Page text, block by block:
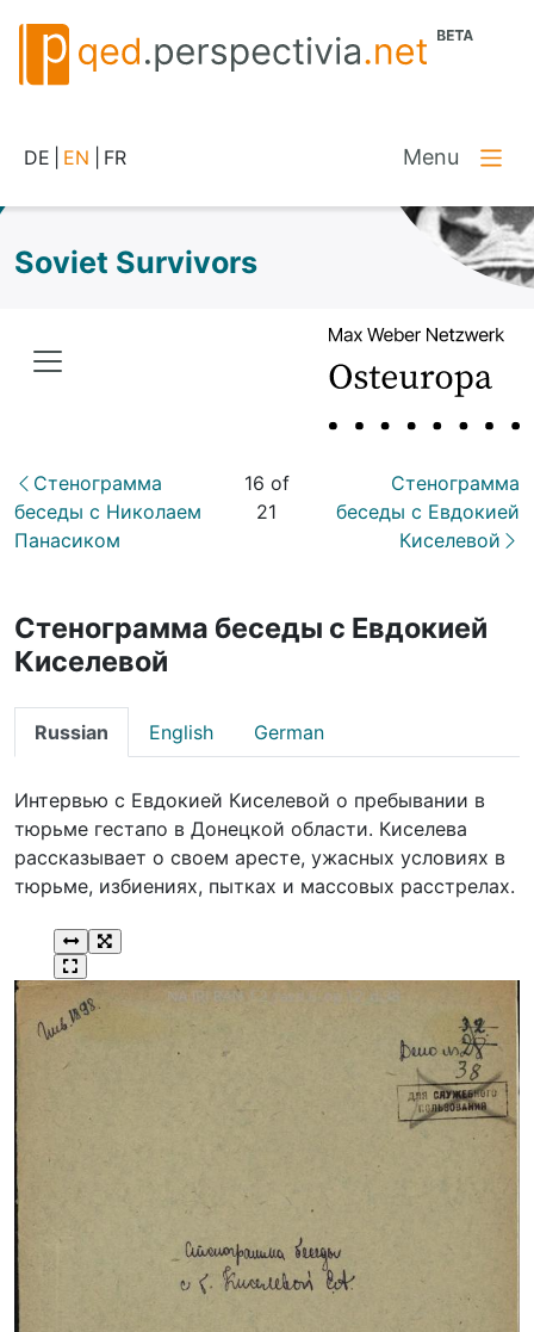
DE EN FR Menu
Soviet Survivors
Стенограмма
беседы с Николаем
Панасиком
16 of
21
Стенограмма
беседы с Евдокией
Киселевой
Стенограмма беседы с Евдокией
Киселевой
Russian English German
Интервью с Евдокией Киселевой о пребывании в
тюрьме гестапо в Донецкой области. Киселева
рассказывает о своем аресте, ужасных условиях в
тюрьме, избиениях, пытках и массовых расстрелах.